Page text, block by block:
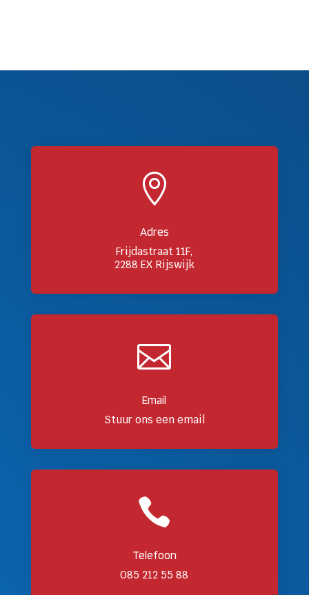

Adres
Frijdastraat 11F,
2288 EX Rijswijk

Email
Stuur ons een email

Telefoon
085 212 55 88